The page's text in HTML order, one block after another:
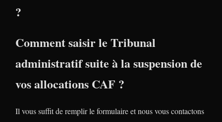
?
Comment saisir le Tribunal
administratif suite à la suspension de
vos allocations CAF ?
Il vous suffit de remplir le formulaire et nous vous contactons